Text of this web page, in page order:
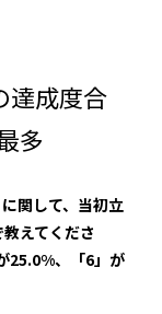
達成度合
多
関して、当初立
えてくださ
25.0%、「6」が